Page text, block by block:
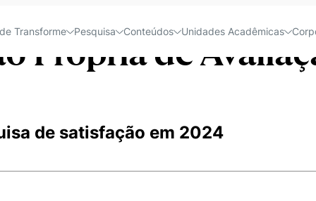
Transforme Pesquisa Conteúdos Unidades Acadêmicas
de Satisfação
Própria de
de satisfação em 2024